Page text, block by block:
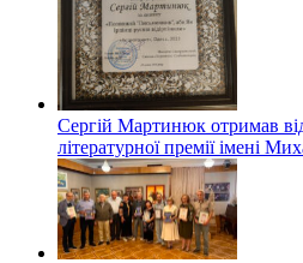
Сергій Мартинюк отримав
літературної премії імені